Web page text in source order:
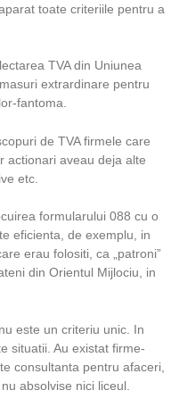
toate criteriile pentru a
TVA din Uniunea
extrardinare pentru
fantoma.
de TVA firmele care
actionari aveau deja alte
etc.
formularului 088 cu o
eficienta, de exemplu, in
erau folositi, ca „patroni”
din Orientul Mijlociu, in
este un criteriu unic. In
situatii. Au existat firme-
consultanta pentru afaceri,
absolvise nici liceul.